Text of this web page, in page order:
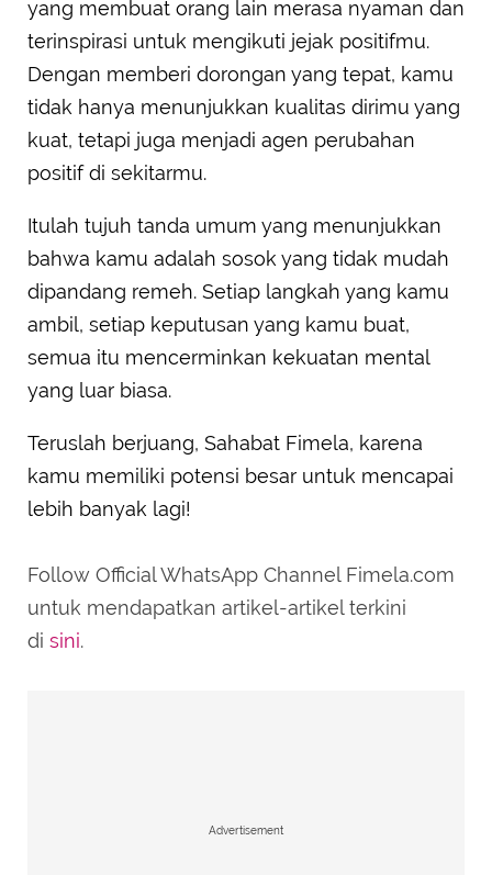
yang membuat orang lain merasa nyaman dan
terinspirasi untuk mengikuti jejak positifmu.
Dengan memberi dorongan yang tepat, kamu
tidak hanya menunjukkan kualitas dirimu yang
kuat, tetapi juga menjadi agen perubahan
positif di sekitarmu.
Itulah tujuh tanda umum yang menunjukkan
bahwa kamu adalah sosok yang tidak mudah
dipandang remeh. Setiap langkah yang kamu
ambil, setiap keputusan yang kamu buat,
semua itu mencerminkan kekuatan mental
yang luar biasa.
Teruslah berjuang, Sahabat Fimela, karena
kamu memiliki potensi besar untuk mencapai
lebih banyak lagi!
Follow Official WhatsApp Channel Fimela.com
untuk mendapatkan artikel-artikel terkini
di sini.
Advertisement